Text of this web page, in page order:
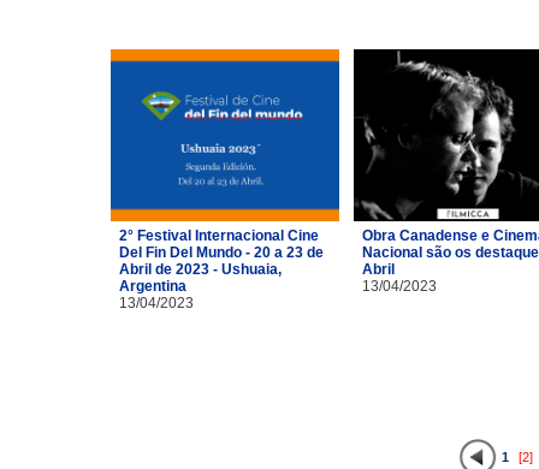
2° Festival Internacional Cine
Del Fin Del Mundo - 20 a 23 de
Abril de 2023 - Ushuaia,
Argentina
13/04/2023
Obra Canadense e
Nacional são os
Abril
13/04/2023
1 [2]